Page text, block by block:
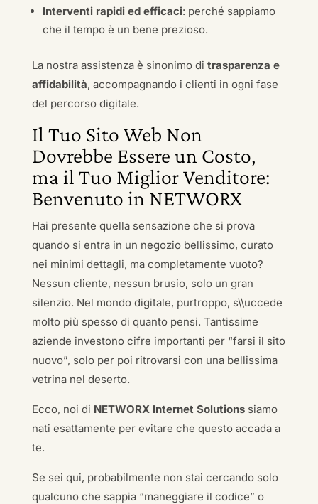
Interventi rapidi ed efficaci: perché sappiamo
che il tempo è un bene prezioso.
La nostra assistenza è sinonimo di trasparenza e
affidabilità, accompagnando i clienti in ogni fase
del percorso digitale.
Il Tuo Sito Web Non
Dovrebbe Essere un Costo,
ma il Tuo Miglior Venditore:
Benvenuto in NETWORX
Hai presente quella sensazione che si prova
quando si entra in un negozio bellissimo, curato
nei minimi dettagli, ma completamente vuoto?
Nessun cliente, nessun brusio, solo un gran
silenzio. Nel mondo digitale, purtroppo, s\\uccede
molto più spesso di quanto pensi. Tantissime
aziende investono cifre importanti per “farsi il sito
nuovo”, solo per poi ritrovarsi con una bellissima
vetrina nel deserto.
Ecco, noi di NETWORX Internet Solutionssiamo
nati esattamente per evitare che questo accada a
te.
Se sei qui, probabilmente non stai cercando solo
qualcuno che sappia “maneggiare il codice” o